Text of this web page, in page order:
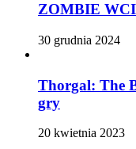
ZOMBIE
30 grudnia 2024
Thorgal: The
gry
20 kwietnia 2023